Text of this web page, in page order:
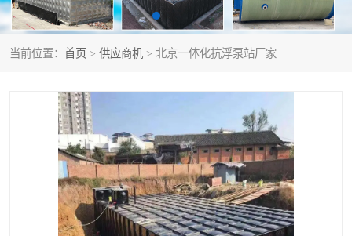
当前位置： 首页 > 供应商机 > 北京一体化抗浮泵站厂家